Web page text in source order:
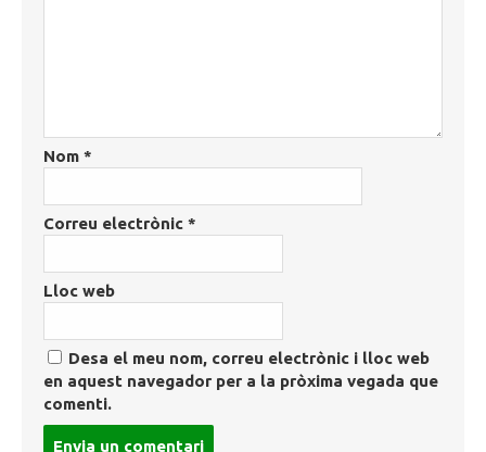
Nom *
Correu electrònic *
Lloc web
Desa el meu nom, correu electrònic i lloc web
en aquest navegador per a la pròxima vegada que
comenti.